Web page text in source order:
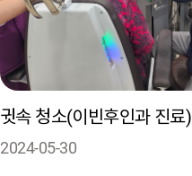
귓속 청소(이빈후인과 진료)
2024-05-30